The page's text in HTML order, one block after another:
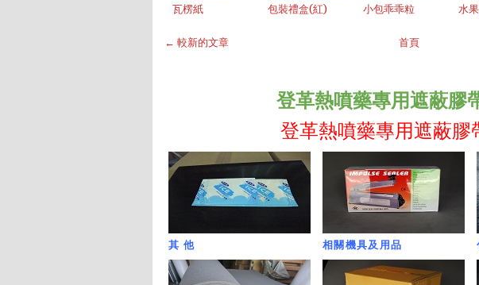
瓦楞紙 包裝禮盒(紅) 小包乖乖粒 水
← 較新的文章 首頁
登革熱噴藥專用遮蔽膠帶
登革熱噴藥專用遮蔽膠帶
其 他 相關機具及用品